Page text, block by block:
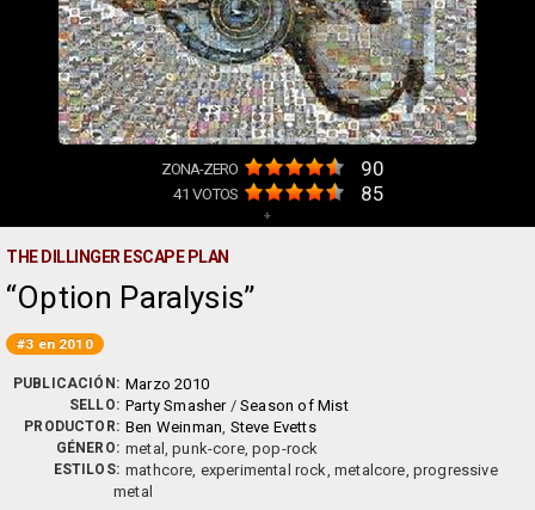
ZONA-ZERO 90
41 VOTOS 85
+
THE DILLINGER ESCAPE PLAN
Option Paralysis
#3 en 2010
PUBLICACIÓN: Marzo 2010
SELLO: Party Smasher/Season of Mist
PRODUCTOR: Ben Weinman, Steve Evetts
GÉNERO: metal, punk-core, pop-rock
ESTILOS: mathcore, experimental rock, metalcore, progressive
metal